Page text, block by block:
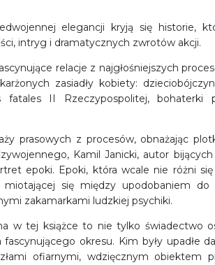
elegancji kryją się historie,
intryg i dramatycznych zwrotów akcji.
relacje z najgłośniejszych
zasiadły kobiety:
fatales II Rzeczypospolitej,
prasowych z procesów, obnażając
Kamil Janicki, autor
epoki. Epoki, która wcale nie różni
miotającej się między upodobaniem do
zakamarkami ludzkiej psychiki.
w tej książce to nie tylko świadectwo
fascynującego okresu. Kim były upadłe
ofiarnymi, wdzięcznym obiektem